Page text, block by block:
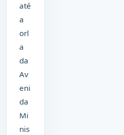
até
a
orl
a
da
Av
eni
da
Mi
nis